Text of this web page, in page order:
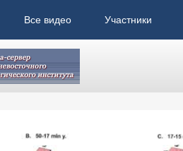
Все видео Участники